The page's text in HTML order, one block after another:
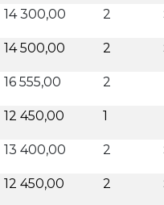
14 300,00 2
14 500,00 2
16 555,00 2
12 450,00 1
13 400,00 2
12 450,00 2